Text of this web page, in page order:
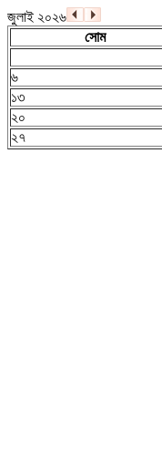
জুলাই ২০২৬
সোম
৬
১৩
২০
২৭